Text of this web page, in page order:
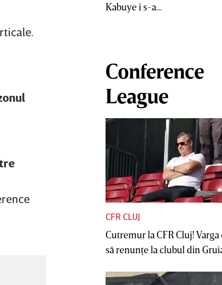
Kabuye i s-a...
Conference
League
CFR CLUJ
Cutremur la CFR Cluj! Varga
să renunţe la clubul din